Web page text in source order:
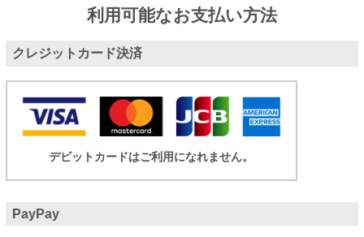
利用可能なお支払い方法
クレジットカード決済
デビットカードはご利用になれません。
PayPay